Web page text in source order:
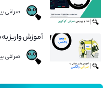
صرافی
آموزش واریز
صرافی